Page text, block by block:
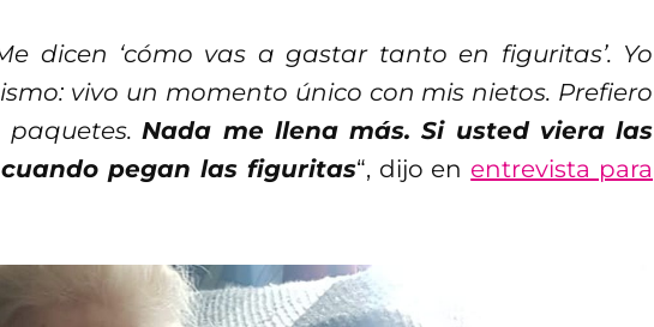
dicen ‘cómo vas a gastar tanto en figuritas’. Yo
vivo un momento único con mis nietos. Prefiero
paquetes.Nada me llena más. Si usted viera las
pegan las figuritas“, dijo en entrevista para